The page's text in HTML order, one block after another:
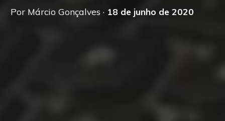
Por Márcio Gonçalves · 18 de junho de 2020